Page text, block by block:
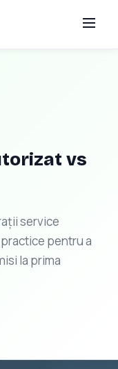
vs
service
pentru a
la prima